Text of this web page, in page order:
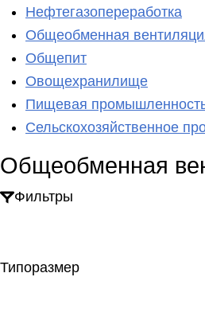
Нефтегазопереработка
Общеобменная
Общепит
Овощехранилище
Пищевая
Сельскохозяйственное
Общеобменная
Фильтры
Типоразмер